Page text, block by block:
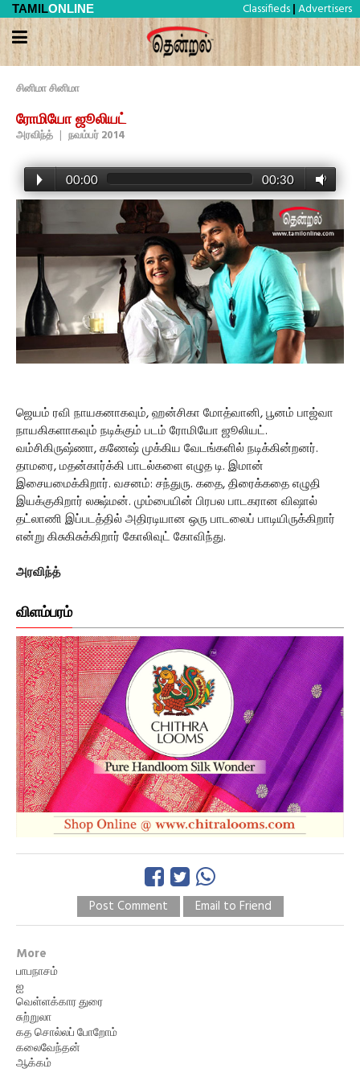
TAMILONLINE Classifieds | Advertisers
சினிமா சினிமா
ரோமியோ ஜூலியட்
அரவிந்த் | நவம்பர் 2014
00:00 00:30
ஜெயம் ரவி நாயகனாகவும், ஹன்சிகா மோத்வானி, பூனம் பாஜ்வா
நாயகிகளாகவும் நடிக்கும் படம் ரோமியோ ஜூலியட்.
வம்சிகிருஷ்ணா, கணேஷ் முக்கிய வேடங்களில் நடிக்கின்றனர்.
தாமரை, மதன்கார்க்கி பாடல்களை எழுத டி. இமான்
இசையமைக்கிறார். வசனம்: சந்துரு. கதை, திரைக்கதை எழுதி
இயக்குகிறார் லக்ஷ்மன். மும்பையின் பிரபல பாடகரான விஷால்
தட்லாணி இப்படத்தில் அதிரடியான ஒரு பாடலைப் பாடியிருக்கிறார்
என்று கிசுகிசுக்கிறார் கோலிவுட் கோவிந்து.
அரவிந்த்
விளம்பரம்
Post Comment Email to Friend
More
பாபநாசம்
ஐ
வெள்ளக்கார துரை
சுற்றுலா
கத சொல்லப் போறோம்
கலைவேந்தன்
ஆக்கம்